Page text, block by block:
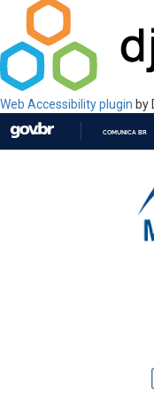
Web Accessibility plugin by
COMUNICA BR